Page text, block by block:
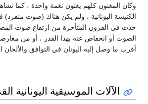
وكان المغنون كلهم يغنون نغمة واحدة ، كما
الكنيسة اليونانية ، ولم يكن هناك (صوت
حدث في القرون المتأخرة من ارتفاع صوت
الصوت أو انخفاض عنه بهذا القدر ، أو من
أقرب ما وصل إليه اليونان في التوافق والألحان
الآلات الموسيقية اليونانية